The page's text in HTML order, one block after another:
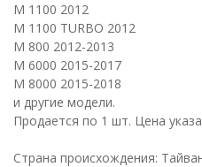
M 1100 2012
M 1100 TURBO 2012
M 800 2012-2013
M 6000 2015-2017
M 8000 2015-2018
и другие модели.
Продается по 1 шт. Цена
Страна происхождения: